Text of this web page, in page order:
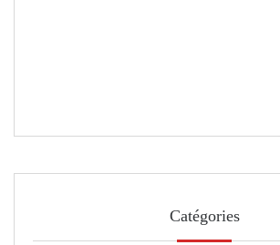
Catégories